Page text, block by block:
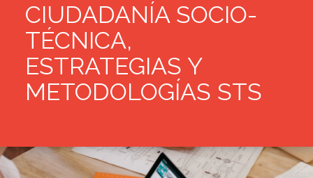
CIUDADANÍA SOCIO-
TÉCNICA,
ESTRATEGIAS Y
METODOLOGÍAS STS